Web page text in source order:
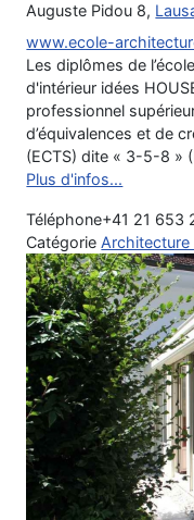
Auguste Pidou 8,
www.ecole-
Les diplômes de
d'intérieur idées
professionnel
d’équivalences et de
(ECTS) dite « 3-5-8 »
Plus d'infos...
Téléphone+41 21 653
Catégorie Architecture